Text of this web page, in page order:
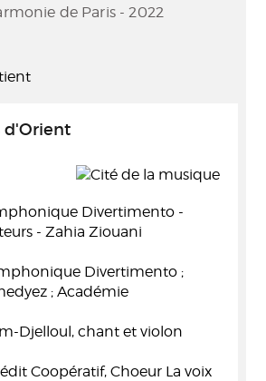
de Paris - 2022
d'Orient
Divertimento -
- Zahia Ziouani
Divertimento ;
; Académie
Djelloul, chant et violon
Coopératif, Choeur La voix